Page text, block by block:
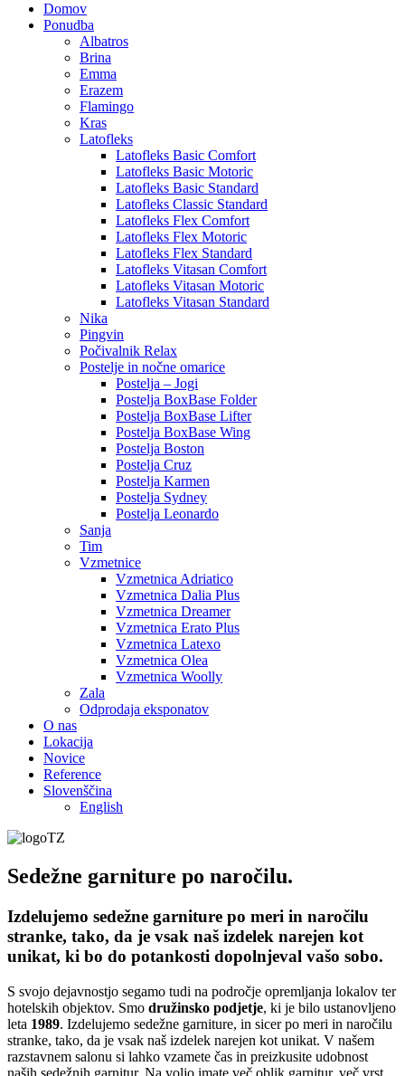
Domov
Ponudba
Albatros
Brina
Emma
Erazem
Flamingo
Kras
Latofleks
Latofleks Basic Comfort
Latofleks Basic Motoric
Latofleks Basic Standard
Latofleks Classic Standard
Latofleks Flex Comfort
Latofleks Flex Motoric
Latofleks Flex Standard
Latofleks Vitasan Comfort
Latofleks Vitasan Motoric
Latofleks Vitasan Standard
Nika
Pingvin
Počivalnik Relax
Postelje in nočne omarice
Postelja – Jogi
Postelja BoxBase Folder
Postelja BoxBase Lifter
Postelja BoxBase Wing
Postelja Boston
Postelja Cruz
Postelja Karmen
Postelja Sydney
Postelja Leonardo
Sanja
Tim
Vzmetnice
Vzmetnica Adriatico
Vzmetnica Dalia Plus
Vzmetnica Dreamer
Vzmetnica Erato Plus
Vzmetnica Latexo
Vzmetnica Olea
Vzmetnica Woolly
Zala
Odprodaja eksponatov
O nas
Lokacija
Novice
Reference
Slovenščina
English
Sedežne garniture po naročilu.
Izdelujemo sedežne garniture po meri in naročilu
stranke, tako, da je vsak naš izdelek narejen kot
unikat, ki bo do potankosti dopolnjeval vašo sobo.
S svojo dejavnostjo segamo tudi na področje opremljanja lokalov ter
hotelskih objektov. Smo družinsko podjetje, ki je bilo ustanovljeno
leta 1989. Izdelujemo sedežne garniture, in sicer po meri in naročilu
stranke, tako, da je vsak naš izdelek narejen kot unikat. V našem
razstavnem salonu si lahko vzamete čas in preizkusite udobnost
naših sedežnih garnitur. Na voljo imate več oblik garnitur, več vrst